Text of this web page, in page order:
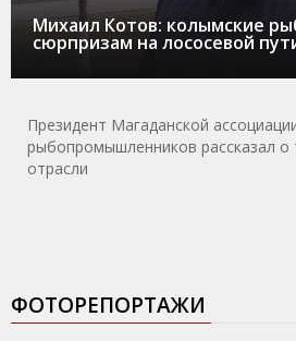
Михаил Котов: колымские
сюрпризам на лососевой
Президент Магаданской
рыбопромышленников рассказал о
отрасли
ФОТОРЕПОРТАЖИ